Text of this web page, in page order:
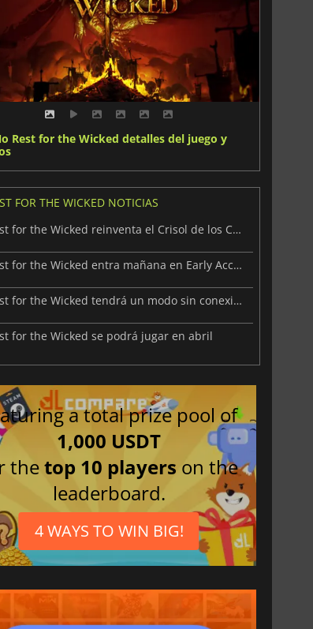
Rest for the Wicked detalles del juego y
FOR THE WICKED NOTICIAS
No Rest for the Wicked reinventa el Crisol de los Cerim
No Rest for the Wicked entra mañana en Early Access
No Rest for the Wicked tendrá un modo sin conexión
for the Wicked se podrá jugar en abril
a total prize pool of
1,000 USDT
thetop 10 players on the
leaderboard.
4 WAYS TO WIN BIG!